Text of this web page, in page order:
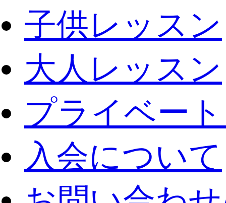
子供レッスン
大人レッスン
プライベー
入会について